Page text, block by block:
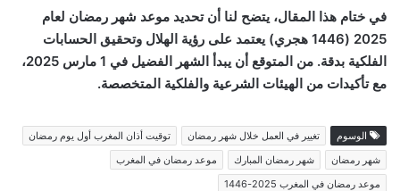
في ختام هذا المقال، يتضح لنا أن تحديد موعد شهر رمضان لعام
2025 (1446 هجري) يعتمد على رؤية الهلال وتحقيق الحسابات
الفلكية بدقة. من المتوقع أن يبدأ الشهر الفضيل في 1 مارس 2025،
مع تأكيدات من الهيئات الشرعية والفلكية المتخصصة.
الوسوم تغيير في العمل خلال شهر رمضان
توقيت أذان المغرب أول يوم رمضان
شهر رمضان
شهر رمضان المبارك
موعد رمضان في المغرب
موعد رمضان في المغرب 2025-1446